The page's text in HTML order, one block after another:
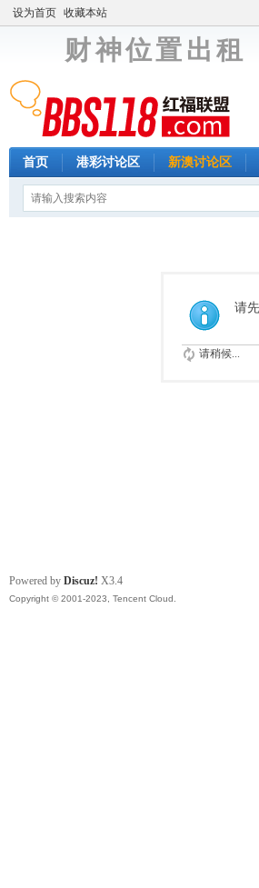
设为首页 收藏本站
财 神 位 置 出 租
首页 港彩讨论区 新澳讨论区
请
请稍候...
Powered by Discuz! X3.4
Copyright © 2001-2023, Tencent Cloud.